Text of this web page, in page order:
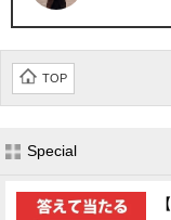
TOP
Special